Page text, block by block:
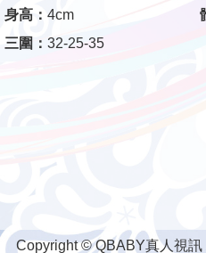
身高： 4cm
三圍： 32-25-35
Copyright © QBABY真人視